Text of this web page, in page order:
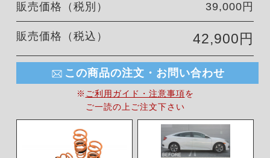
販売価格（税別）
39,000円
販売価格（税込） 42,900円
この商品の注文・お問い合わせ
※ ご利用ガイド・注意事項を
ご一読の上ご注文下さい